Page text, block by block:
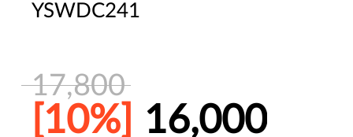
YSWDC241
17,800
[10%] 16,000